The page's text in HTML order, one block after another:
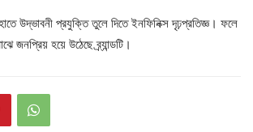
উদ্ভাবনী প্রযুক্তি তুলে দিতে ইনফিনিক্স দৃঢ়প্রতিজ্ঞ। ফলে
জনপ্রিয় হয়ে উঠেছে ব্র্যান্ডটি।